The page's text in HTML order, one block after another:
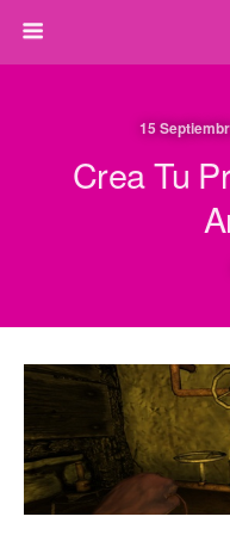
15
Crea Tu